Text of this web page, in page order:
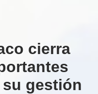
cierra
gestión